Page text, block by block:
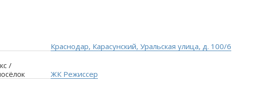
Краснодар, Карасунский, Уральская улица, д. 100/6
/
ЖК Режиссер